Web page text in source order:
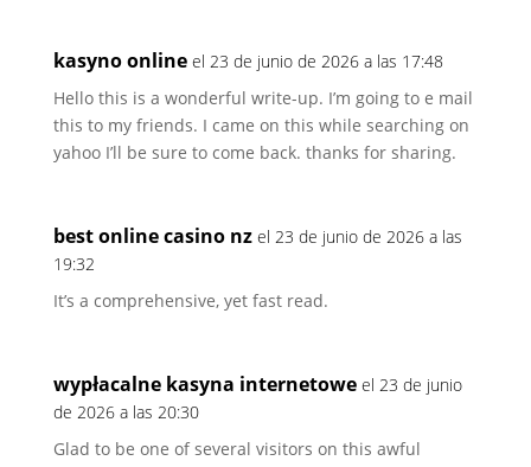
kasyno online el 23 de junio de 2026 a las 17:48
Hello this is a wonderful write-up. I’m going to e mail
this to my friends. I came on this while searching on
yahoo I’ll be sure to come back. thanks for sharing.
best online casino nz el 23 de junio de 2026 a las
19:32
It’s a comprehensive, yet fast read.
wypłacalne kasyna internetowe el 23 de junio
de 2026 a las 20:30
Glad to be one of several visitors on this awful